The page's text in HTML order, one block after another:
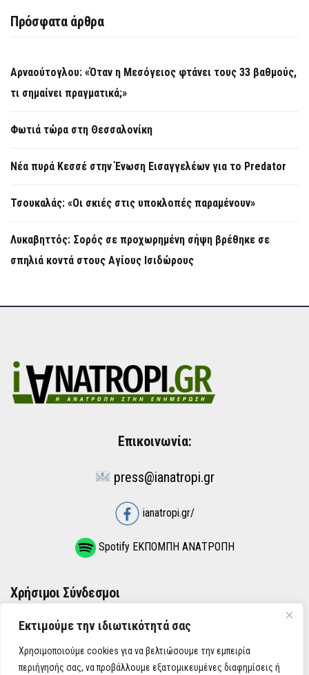
Εκτιμούμε την ιδιωτικότητά σας
Χρησιμοποιούμε cookies για να βελτιώσουμε την εμπειρία
περιήγησής σας, να προβάλλουμε εξατομικευμένες διαφημίσεις ή
Πρόσφατα άρθρα
Αρναούτογλου: «Όταν η Μεσόγειος φτάνει τους 33 βαθμούς,
τι σημαίνει πραγματικά;»
Φωτιά τώρα στη Θεσσαλονίκη
Νέα πυρά Κεσσέ στην Ένωση Εισαγγελέων για το Predator
Τσουκαλάς: «Οι σκιές στις υποκλοπές παραμένουν»
Λυκαβηττός: Σορός σε προχωρημένη σήψη βρέθηκε σε
σπηλιά κοντά στους Αγίους Ισιδώρους
Επικοινωνία:
press@ianatropi.gr
ianatropi.gr/
Spotify ΕΚΠΟΜΠΗ ΑΝΑΤΡΟΠΗ
Χρήσιμοι Σύνδεσμοι
ΌΡΟΙ ΧΡΉΣΗΣ
ΠΟΛΙΤΙΚΉ ΑΠΟΡΡΉΤΟΥ